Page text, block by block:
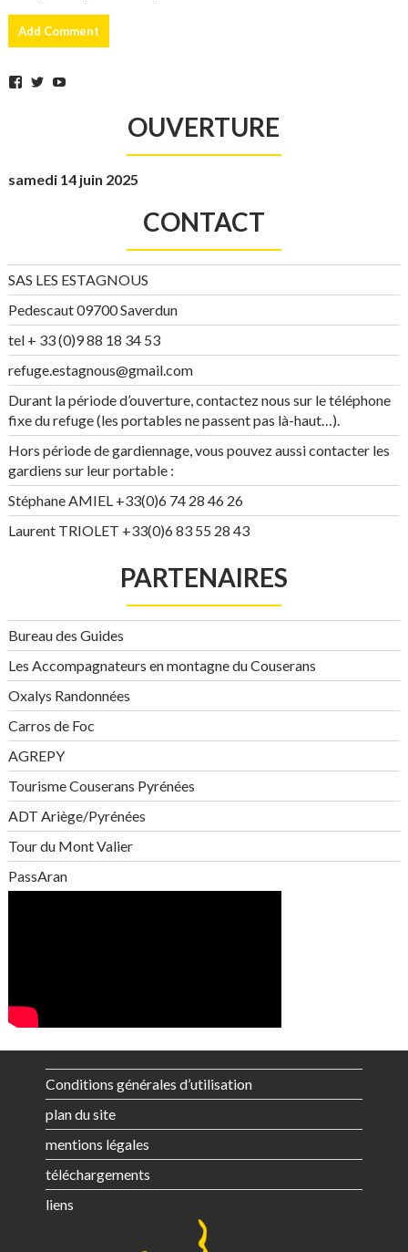
Facebook
TwitterYouTube
OUVERTURE
samedi 14 juin 2025
CONTACT
SAS LES ESTAGNOUS
Pedescaut 09700 Saverdun
tel + 33 (0)9 88 18 34 53
refuge.estagnous@gmail.com
Durant la période d’ouverture, contactez nous sur le téléphone
fixe du refuge (les portables ne passent pas là-haut…).
Hors période de gardiennage, vous pouvez aussi contacter les
gardiens sur leur portable :
Stéphane AMIEL +33(0)6 74 28 46 26
Laurent TRIOLET +33(0)6 83 55 28 43
PARTENAIRES
Bureau des Guides
Les Accompagnateurs en montagne du Couserans
Oxalys Randonnées
Carros de Foc
AGREPY
Tourisme Couserans Pyrénées
ADT Ariège/Pyrénées
Tour du Mont Valier
PassAran
Conditions générales d’utilisation
plan du site
mentions légales
téléchargements
liens